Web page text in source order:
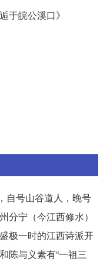
于皖公溪口》
自号山谷道人，晚号
分宁（今江西修水）
极一时的江西诗派开
陈与义素有“一祖三